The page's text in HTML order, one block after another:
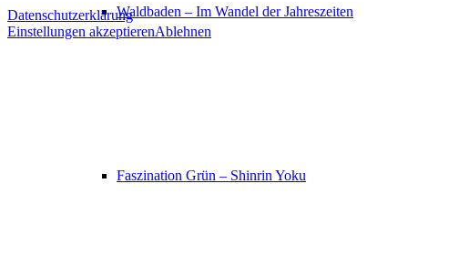
Waldbaden – Im Wandel der Jahreszeiten
Faszination Grün – Shinrin Yoku
Datenschutzerklärung
Einstellungen akzeptierenAblehnen